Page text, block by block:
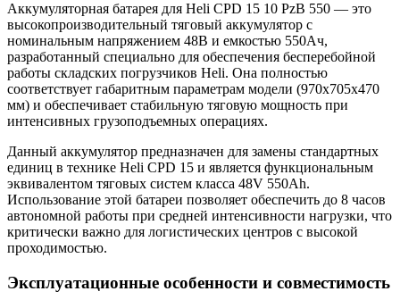
Аккумуляторная батарея для Heli CPD 15 10 PzB 550 — это
высокопроизводительный тяговый аккумулятор с
номинальным напряжением 48В и емкостью 550Ач,
разработанный специально для обеспечения бесперебойной
работы складских погрузчиков Heli. Она полностью
соответствует габаритным параметрам модели (970x705x470
мм) и обеспечивает стабильную тяговую мощность при
интенсивных грузоподъемных операциях.
Данный аккумулятор предназначен для замены стандартных
единиц в технике Heli CPD 15 и является функциональным
эквивалентом тяговых систем класса 48V 550Ah.
Использование этой батареи позволяет обеспечить до 8 часов
автономной работы при средней интенсивности нагрузки, что
критически важно для логистических центров с высокой
проходимостью.
Эксплуатационные особенности и совместимость